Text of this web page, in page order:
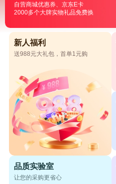
自营商城优惠券、京东E卡
2000多个大牌实物礼品免费换
新人福利
送988元大礼包，首单1元购
品质实验室
让您的采购更省心